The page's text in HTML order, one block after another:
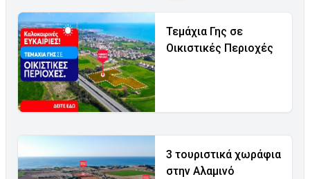
Τεμάχια Γης σε
Οικιστικές Περιοχές
3 τουριστικά χωράφια
στην Αλαμινό